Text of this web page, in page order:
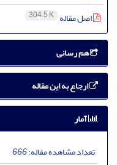
اصل مقاله 304.5 K
هم رسانی
ارجاع به این مقاله
آمار
تعداد مشاهده مقاله:666